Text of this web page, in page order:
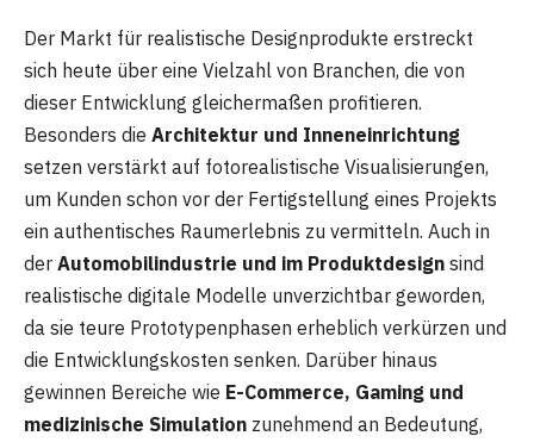
Der Markt für realistische Designprodukte erstreckt
sich heute über eine Vielzahl von Branchen, die von
dieser Entwicklung gleichermaßen profitieren.
Besonders die Architektur und Inneneinrichtung
setzen verstärkt auf fotorealistische Visualisierungen,
um Kunden schon vor der Fertigstellung eines Projekts
ein authentisches Raumerlebnis zu vermitteln. Auch in
der Automobilindustrie und im Produktdesign sind
realistische digitale Modelle unverzichtbar geworden,
da sie teure Prototypenphasen erheblich verkürzen und
die Entwicklungskosten senken. Darüber hinaus
gewinnen Bereiche wie E-Commerce, Gaming und
medizinische Simulation zunehmend an Bedeutung,